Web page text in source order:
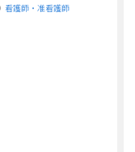
看護師・准看護師